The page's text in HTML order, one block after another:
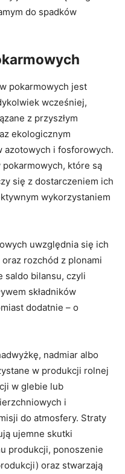
do spadków
pokarmowych jest
wcześniej,
z przyszłym
ekologicznym
azotowych i fosforowych.
pokarmowych, które są
się z dostarczeniem ich
wykorzystaniem
uwzględnia się ich
rozchód z plonami
saldo bilansu, czyli
składników
dodatnie – o
nadmiar albo
w produkcji rolnej
w glebie lub
i
do atmosfery. Straty
ujemne skutki
produkcji, ponoszenie
oraz stwarzają